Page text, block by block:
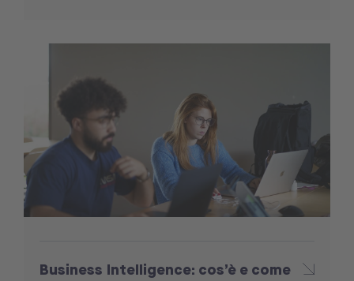
Business Intelligence: cos’è e come